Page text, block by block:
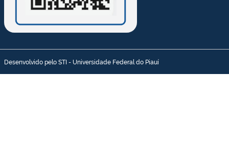
Desenvolvido pelo STI - Universidade Federal do Piauí